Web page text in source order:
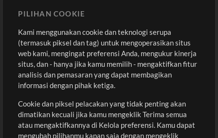
Sound
Pembelian
Beli Kredit
Konten Gratis
Permintaan Lagu
Lain-lain
Sesi
Kirimkan musik kamu
Akun
Masuk
Daftar
Lihat Keranjang
PILIHAN COOKIE
Kami menggunakan cookie dan teknologi serupa
(termasuk piksel dan tag) untuk mengoperasikan situs
web kami, mengingat preferensi Anda, mengukur kinerja
situs, dan - hanya jika kamu memilih - mengaktifkan fitur
analisis dan pemasaran yang dapat membagikan
informasi dengan pihak ketiga.
Cookie dan piksel pelacakan yang tidak penting akan
dimatikan kecuali jika kamu mengeklik Terima semua
atau mengaktifkannya di Kelola preferensi. Kamu dapat
mengubah pilihanmu kapan saja dengan mengeklik